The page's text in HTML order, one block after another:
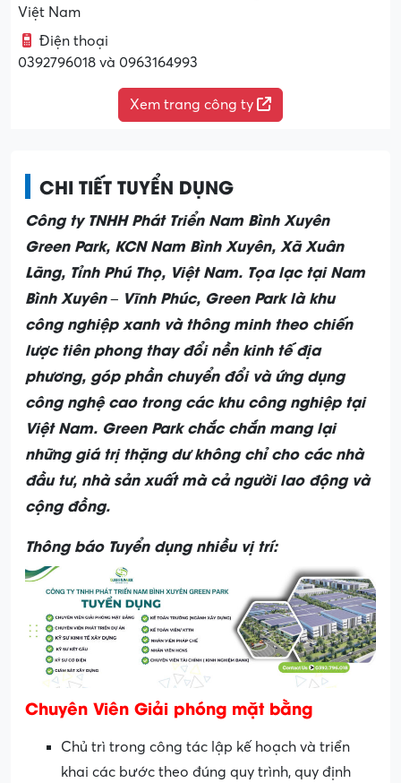
Việt Nam
Điện thoại
0392796018 và 0963164993
Xem trang công ty
CHI TIẾT TUYỂN DỤNG
Công ty TNHH Phát Triển Nam Bình Xuyên
Green Park, KCN Nam Bình Xuyên, Xã Xuân
Lãng, Tỉnh Phú Thọ, Việt Nam. Tọa lạc tại Nam
Bình Xuyên – Vĩnh Phúc, Green Park là khu
công nghiệp xanh và thông minh theo chiến
lược tiên phong thay đổi nền kinh tế địa
phương, góp phần chuyển đổi và ứng dụng
công nghệ cao trong các khu công nghiệp tại
Việt Nam. Green Park chắc chắn mang lại
những giá trị thặng dư không chỉ cho các nhà
đầu tư, nhà sản xuất mà cả người lao động và
cộng đồng.
Thông báo Tuyển dụng nhiều vị trí:
Chuyên Viên Giải phóng mặt bằng
Chủ trì trong công tác lập kế hoạch và triển
khai các bước theo đúng quy trình, quy định